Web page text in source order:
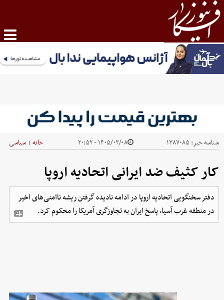
شناسه خبر: ۱۳۸۷۰۸۵ ۱۴۰۵/۰۳/۰۸ - ۲۰:۵۲ خانه | سیاسی
کار کثیف ضد ایرانی اتحادیه اروپا
دفتر سخنگویی اتحادیه اروپا در ادامه نادیده گرفتن ریشه ناامنی‌های اخیر
در منطقه غرب آسیا، پاسخ ایران به تجاوزگری آمریکا را محکوم کرد.